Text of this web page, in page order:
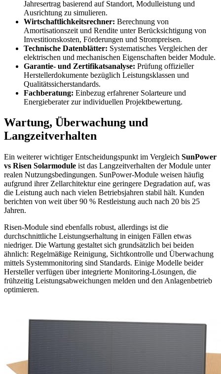
Jahresertrag basierend auf Standort, Modulleistung und
Ausrichtung zu simulieren.
Wirtschaftlichkeitsrechner: Berechnung von
Amortisationszeit und Rendite unter Berücksichtigung von
Investitionskosten, Förderungen und Strompreisen.
Technische Datenblätter: Systematisches Vergleichen der
elektrischen und mechanischen Eigenschaften beider Module.
Garantie- und Zertifikatsanalyse: Prüfung offizieller
Herstellerdokumente bezüglich Leistungsklassen und
Qualitätssicherstandards.
Fachberatung: Einbezug erfahrener Solarteure und
Energieberater zur individuellen Projektbewertung.
Wartung, Überwachung und
Langzeitverhalten
Ein weiterer wichtiger Entscheidungspunkt im Vergleich SunPower
vs Risen Solarmodule ist das Langzeitverhalten der Module unter
realen Nutzungsbedingungen. SunPower-Module weisen häufig
aufgrund ihrer Zellarchitektur eine geringere Degradation auf, was
die Leistung auch nach vielen Betriebsjahren stabil hält. Kunden
berichten von weit über 90 % Restleistung auch nach 20 bis 25
Jahren.
Risen-Module sind ebenfalls robust, allerdings ist die
durchschnittliche Leistungserhaltung in einigen Fällen etwas
niedriger. Die Wartung gestaltet sich grundsätzlich bei beiden
ähnlich: Regelmäßige Reinigung, Sichtkontrolle und Überwachung
mittels Systemmonitoring sind Standards. Einige Modelle beider
Hersteller verfügen über integrierte Monitoring-Lösungen, die
frühzeitig Leistungsabweichungen melden und den Anlagenbetrieb
optimieren.